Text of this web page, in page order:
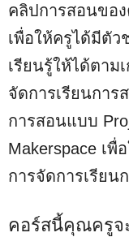
คลิปการสอนขอ
เพื่อให้ครูได้มีตั
เรียนรู้ให้ได้ตา
จัดการเรียนการ
การสอนแบบ
Makerspace เ
การจัดการเรียน
คอร์สนี้คุณครูจ